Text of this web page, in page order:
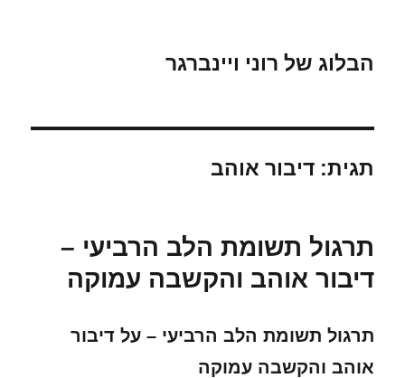
הבלוג של רוני ויינברגר
תגית:דיבור אוהב
תרגול תשומת הלב הרביעי –
דיבור אוהב והקשבה עמוקה
תרגול תשומת הלב הרביעי – על דיבור
אוהב והקשבה עמוקה